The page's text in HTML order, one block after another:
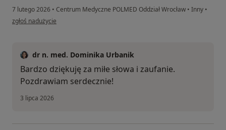
7 lutego 2026 • Centrum Medyczne POLMED Oddział Wrocław • Inny •
w opinii użytkownika BetiBeti
zgłoś nadużycie
dr n. med. Dominika Urbanik
Bardzo dziękuję za miłe słowa i zaufanie.
Pozdrawiam serdecznie!
3 lipca 2026